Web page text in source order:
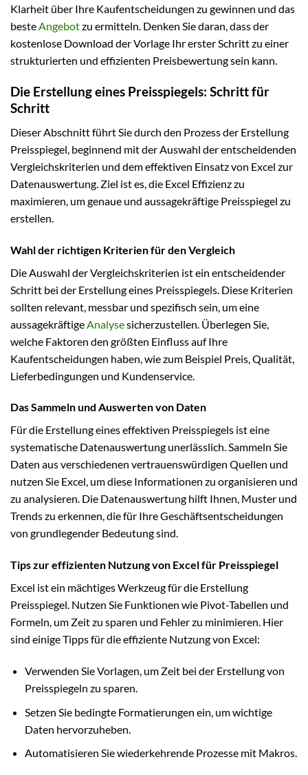
Klarheit über Ihre Kaufentscheidungen zu gewinnen und das
besteAngebotzu ermitteln. Denken Sie daran, dass der
kostenlose Download der Vorlage Ihr erster Schritt zu einer
strukturierten und effizienten Preisbewertung sein kann.
Die Erstellung eines Preisspiegels: Schritt für
Schritt
Dieser Abschnitt führt Sie durch den Prozess der Erstellung
Preisspiegel, beginnend mit der Auswahl der entscheidenden
Vergleichskriterien und dem effektiven Einsatz von Excel zur
Datenauswertung. Ziel ist es, die Excel Effizienz zu
maximieren, um genaue und aussagekräftige Preisspiegel zu
erstellen.
Wahl der richtigen Kriterien für den Vergleich
Die Auswahl der Vergleichskriterien ist ein entscheidender
Schritt bei der Erstellung eines Preisspiegels. Diese Kriterien
sollten relevant, messbar und spezifisch sein, um eine
aussagekräftige Analysesicherzustellen. Überlegen Sie,
welche Faktoren den größten Einfluss auf Ihre
Kaufentscheidungen haben, wie zum Beispiel Preis, Qualität,
Lieferbedingungen und Kundenservice.
Das Sammeln und Auswerten von Daten
Für die Erstellung eines effektiven Preisspiegels ist eine
systematische Datenauswertung unerlässlich. Sammeln Sie
Daten aus verschiedenen vertrauenswürdigen Quellen und
nutzen Sie Excel, um diese Informationen zu organisieren und
zu analysieren. Die Datenauswertung hilft Ihnen, Muster und
Trends zu erkennen, die für Ihre Geschäftsentscheidungen
von grundlegender Bedeutung sind.
Tips zur effizienten Nutzung von Excel für Preisspiegel
Excel ist ein mächtiges Werkzeug für die Erstellung
Preisspiegel. Nutzen Sie Funktionen wie Pivot-Tabellen und
Formeln, um Zeit zu sparen und Fehler zu minimieren. Hier
sind einige Tipps für die effiziente Nutzung von Excel:
Verwenden Sie Vorlagen, um Zeit bei der Erstellung von
Preisspiegeln zu sparen.
Setzen Sie bedingte Formatierungen ein, um wichtige
Daten hervorzuheben.
Automatisieren Sie wiederkehrende Prozesse mit Makros.